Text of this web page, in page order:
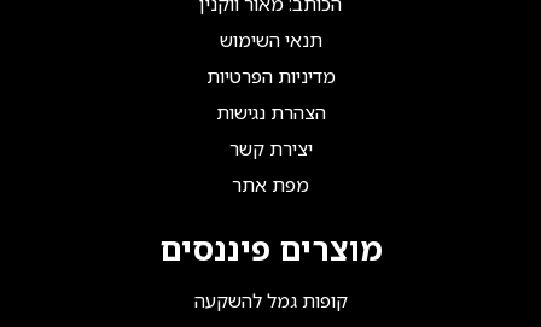
תנאי השימוש
מדיניות הפרטיות
הצהרת נגישות
יצירת קשר
מפת אתר
מוצרים פיננסים
קופות גמל להשקעה